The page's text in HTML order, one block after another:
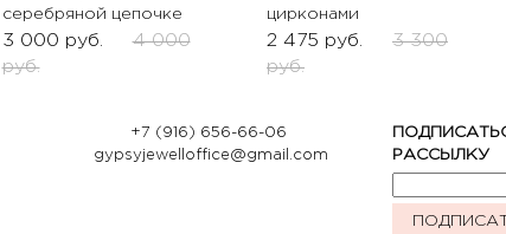
серебряной цепочке
3 000 руб.
4 000
руб.
цирконами
2 475 руб.
3 300
руб.
+7 (916) 656-66-06
gypsyjewelloffice@gmail.com
РАССЫЛКУ